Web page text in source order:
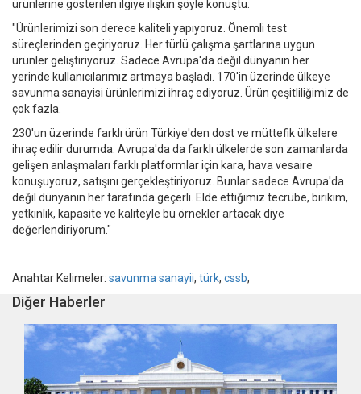
ürünlerine gösterilen ilgiye ilişkin şöyle konuştu:
"Ürünlerimizi son derece kaliteli yapıyoruz. Önemli test
süreçlerinden geçiriyoruz. Her türlü çalışma şartlarına uygun
ürünler geliştiriyoruz. Sadece Avrupa'da değil dünyanın her
yerinde kullanıcılarımız artmaya başladı. 170'in üzerinde ülkeye
savunma sanayisi ürünlerimizi ihraç ediyoruz. Ürün çeşitliliğimiz de
çok fazla.
230'un üzerinde farklı ürün Türkiye'den dost ve müttefik ülkelere
ihraç edilir durumda. Avrupa'da da farklı ülkelerde son zamanlarda
gelişen anlaşmaları farklı platformlar için kara, hava vesaire
konuşuyoruz, satışını gerçekleştiriyoruz. Bunlar sadece Avrupa'da
değil dünyanın her tarafında geçerli. Elde ettiğimiz tecrübe, birikim,
yetkinlik, kapasite ve kaliteyle bu örnekler artacak diye
değerlendiriyorum."
Anahtar Kelimeler: savunma sanayii, türk, cssb,
Diğer Haberler